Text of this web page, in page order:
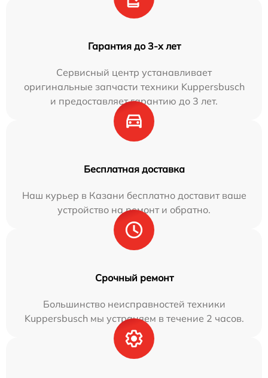
Гарантия до 3-х лет
Сервисный центр устанавливает
оригинальные запчасти техники Kuppersbusch
и предоставляет гарантию до 3 лет.
Бесплатная доставка
Наш курьер в Казани бесплатно доставит ваше
устройство на ремонт и обратно.
Срочный ремонт
Большинство неисправностей техники
Kuppersbusch мы устраняем в течение 2 часов.